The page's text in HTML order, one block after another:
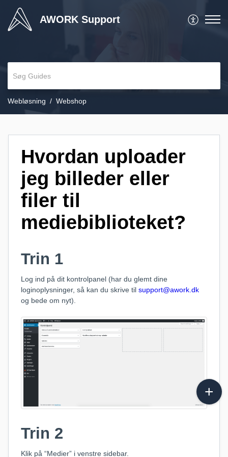
AWORK Support
Webløsning Webshop
Hvordan uploader
jeg billeder eller
filer til
mediebiblioteket?
Trin 1
Log ind på dit kontrolpanel (har du glemt dine
loginoplysninger, så kan du skrive til support@awork.dk
og bede om nyt).
Trin 2
Klik på “Medier” i venstre sidebar.